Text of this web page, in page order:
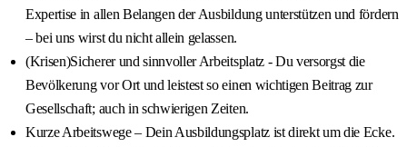
Expertise in allen Belangen der Ausbildung unterstützen und fördern
– bei uns wirst du nicht allein gelassen.
(Krisen)Sicherer und sinnvoller Arbeitsplatz - Du versorgst die
Bevölkerung vor Ort und leistest so einen wichtigen Beitrag zur
Gesellschaft; auch in schwierigen Zeiten.
Kurze Arbeitswege – Dein Ausbildungsplatz ist direkt um die Ecke.